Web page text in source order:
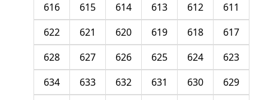
611
612
613
614
615
616
617
618
619
620
621
622
623
624
625
626
627
628
629
630
631
632
633
634